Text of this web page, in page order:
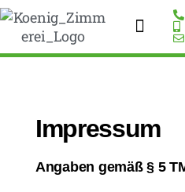
Impressum
Angaben gemäß § 5